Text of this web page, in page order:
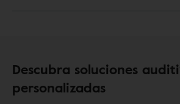
Descubra soluciones
personalizadas